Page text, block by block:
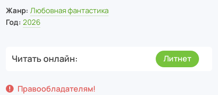
Жанр: Любовная фантастика
Год: 2026
Читать онлайн Литнет
Правообладателям!